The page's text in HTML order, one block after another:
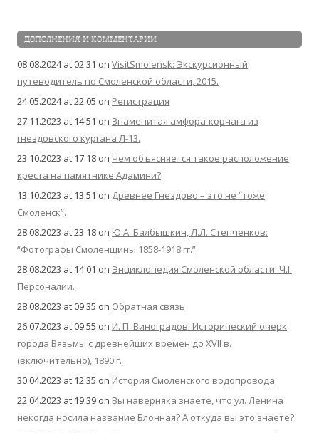
ДОПОЛНЕНИЯ И КОММЕНТАРИИ
08.08.2024 at 02:31 on VisitSmolensk: Экскурсионный
путеводитель по Смоленской области, 2015.
24.05.2024 at 22:05 on Регистрация
27.11.2023 at 14:51 on Знаменитая амфора-корчага из
гнездовского кургана Л-13.
23.10.2023 at 17:18 on Чем объясняется такое расположение
креста на памятнике Адамини?
13.10.2023 at 13:51 on Древнее Гнездово – это не “тоже
Смоленск”.
28.08.2023 at 23:18 on Ю.А. Балбышкин, Л.Л. Степченков:
“Фотографы Смоленщины 1858-1918 гг.”.
28.08.2023 at 14:01 on Энциклопедия Смоленской области. Ч.I.
Персоналии.
28.08.2023 at 09:35 on Обратная связь
26.07.2023 at 09:55 on И. П. Виноградов: Исторический очерк
города Вязьмы с древнейших времен до XVII в.
(включительно), 1890 г.
30.04.2023 at 12:35 on История Смоленского водопровода.
22.04.2023 at 19:39 on Вы наверняка знаете, что ул. Ленина
некогда носила название Блонная? А откуда вы это знаете?